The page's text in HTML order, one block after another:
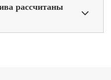
рассчитаны